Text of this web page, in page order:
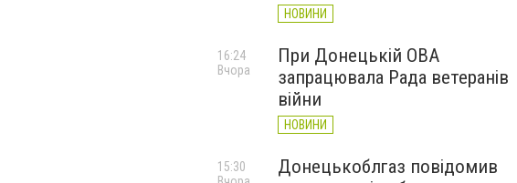
НОВИНИ
При Донецькій ОВА
запрацювала Рада ветеранів
війни
НОВИНИ
16:24
Вчора
Донецькоблгаз повідомив
15:30